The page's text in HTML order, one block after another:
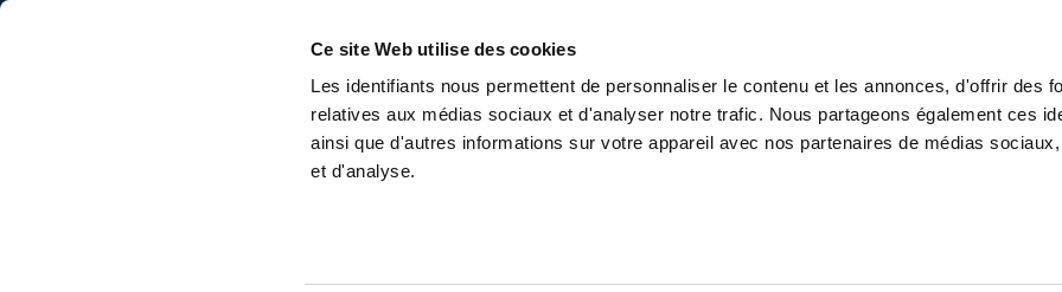
Ce site Web utilise des cookies
Les identifiants nous permettent de personnaliser le contenu et les annonces, d'offrir des
relatives aux médias sociaux et d'analyser notre trafic. Nous partageons également ces
ainsi que d'autres informations sur votre appareil avec nos partenaires de médias
et d'analyse.